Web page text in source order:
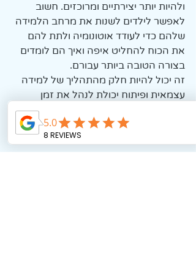
ולהיות יותר יצירתיים ומרוכזים. חשוב
לאפשר לילדים לשנות את מרחב הלמידה
שלהם כדי לעודד אוטונומיה ולתת להם
את הכוח להחליט איפה ואיך הם לומדים
בצורה הטובה ביותר עבורם.
זה יכול להיות חלק מהתהליך של למידה
עצמאית ופיתוח יכולת לנהל את זמן
כך, הם לומדים לא רק את החומר
הלימודי, אלא גם מיומנויות חיוניות לחיים. .
. .